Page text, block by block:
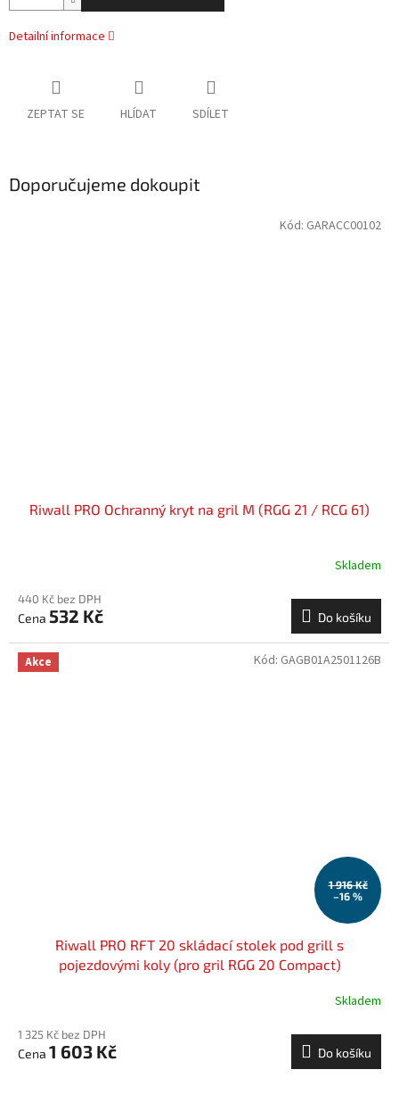
Detailní informace
ZEPTAT SE HLÍDAT SDÍLET
Doporučujeme dokoupit
Riwall PRO Ochranný kryt na gril M (RGG 21 / RCG 61)
Skladem
440 Kč bez DPH
532 Kč Do košíku
Kód: GARACC00102
Akce
1 916 Kč
–16 %
Riwall PRO RFT 20 skládací stolek pod grill s
pojezdovými koly (pro gril RGG 20 Compact)
Skladem
1 325 Kč bez DPH
1 603 Kč Do košíku
Kód: GAGB01A2501126B